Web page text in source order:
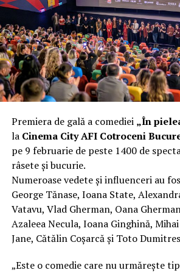
încât nu a mai putut fi pliat.
fier vechi a doua zi. Asta ca să fie clar
vorbim despre preferințe estetice, ci
funcționalitate reală.
Aluminiul, pe scurt:
rezistent la coroziune,
nuanțe
Aluminiul e materialul care apare
când cineva caută un pavilion ușor.
Densitatea aluminiului e de
de circa 7,8 g/cm³ pentru oțel.
identic, aluminiul cântărește cam o
oțelului. Pentru oricine transportă,
demontează frecvent o structură,
simte enorm.
Premiera de gală a comediei „În
la Cinema City AFI Cotroceni
pe 9 februarie de peste 1400 de
râsete și bucurie.
Numeroase vedete și influenceri au
George Tănase, Ioana State,
Vatavu, Vlad Gherman, Oana
Azaleea Necula, Ioana Ginghină,
Jane, Cătălin Coșarcă și Toto
„Este o comedie care nu urmărește